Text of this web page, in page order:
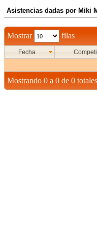
Asistencias dadas por Miki
Mostrar filas
Fecha
Mostrando 0 a 0 de 0 totales